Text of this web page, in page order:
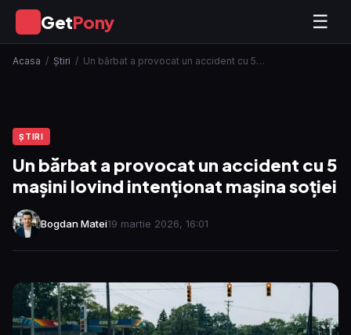
GetPony ☰
Acasa / Ştiri / Un bărbat a provocat un accident cu 5…
ŞTIRI
Un bărbat a provocat un accident cu 5
mașini lovind intenționat mașina soției
Bogdan Matei19 martie 2026, 16:01